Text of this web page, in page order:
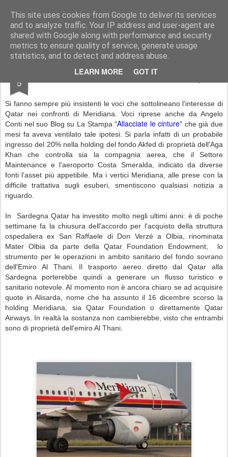
This site uses cookies from Google to deliver its services
and to analyze traffic. Your IP address and user-agent are
shared with Google along with performance and security
metrics to ensure quality of service, generate usage
statistics, and to detect and address abuse.
LEARN MORE GOT IT
Simple Crs Blog Curiosità e notizie dal mondo delle compagnie aeree
Pages
5 Meridiana: Qatar vuole il 20% delle quote
Si fanno sempre più insistenti le voci che sottolineano l'interesse di
Qatar nei confronti di Meridiana. Voci riprese anche da Angelo
Conti nel suo Blog su La Stampa "Allacciate le cinture" che già due
mesi fa aveva ventilato tale ipotesi. Si parla infatti di un probabile
ingresso del 20% nella holding del fondo Akfed di proprietà dell'Aga
Khan che controlla sia la compagnia aerea, che il Settore
Maintenance e l'aeroporto Costa Smeralda, indicato da diverse
fonti l'asset più appetibile. Ma i vertici Meridiana, alle prese con la
difficile trattativa sugli esuberi, smentiscono qualsiasi notizia a
riguardo.
In Sardegna Qatar ha investito molto negli ultimi anni: è di poche
settimane fa la chiusura dell'accordo per l'acquisto della struttura
ospedaliera ex San Raffaele di Don Verzé a Olbia, rinominata
Mater Olbia da parte della Qatar Foundation Endowment, lo
strumento per le operazioni in ambito sanitario del fondo sovrano
dell'Emiro Al Thani. Il trasporto aereo diretto dal Qatar alla
Sardegna porterebbe quindi a generare un flusso turistico e
sanitario notevole. Al momento non è ancora chiaro se ad acquisire
quote in Alisarda, nome che ha assunto il 16 dicembre scorso la
holding Meridiana, sia Qatar Foundation o direttamente Qatar
Airways. In realtà la sostanza non cambierebbe, visto che entrambi
sono di proprietà dell'emiro Al Thani.